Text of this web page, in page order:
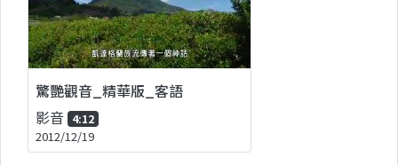
驚艷觀音_精華版_客語
影音 4:12
2012/12/19